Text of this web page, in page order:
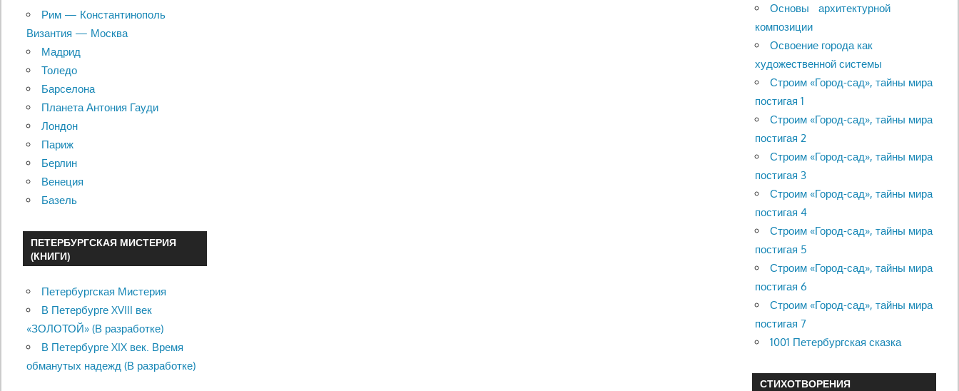
Рим — Константинополь
Византия — Москва
Мадрид
Толедо
Барселона
Планета Антония Гауди
Лондон
Париж
Берлин
Венеция
Базель
ПЕТЕРБУРГСКАЯ МИСТЕРИЯ
(КНИГИ)
Петербургская Мистерия
В Петербурге XVIII век
«ЗОЛОТОЙ» (В разработке)
В Петербурге XIX век. Время
обманутых надежд (В разработке)
Основы архитектурной
композиции
Освоение города как
художественной системы
Строим «Город-сад», тайны мира
постигая 1
Строим «Город-сад», тайны мира
постигая 2
Строим «Город-сад», тайны мира
постигая 3
Строим «Город-сад», тайны мира
постигая 4
Строим «Город-сад», тайны мира
постигая 5
Строим «Город-сад», тайны мира
постигая 6
Строим «Город-сад», тайны мира
постигая 7
1001 Петербургская сказка
СТИХОТВОРЕНИЯ